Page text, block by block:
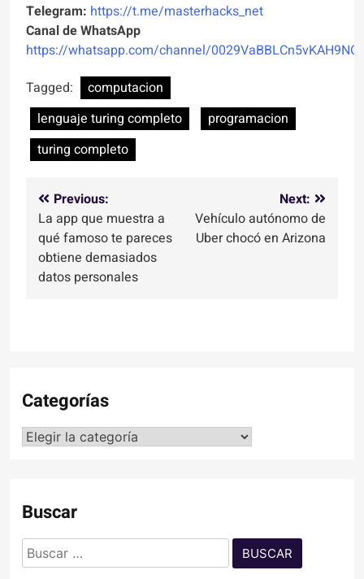
Telegram: https://t.me/masterhacks_net
Canal de WhatsApp
https://whatsapp.com/channel/
Tagged:
computacion
lenguaje turing completo
programacion
turing completo
Navegación
de
entradas
Previous:
La app que muestra a
qué famoso te pareces
obtiene demasiados
datos personales
Next:
Vehículo autónomo de
Uber chocó en Arizona
Categorías
Categorías
Buscar
Buscar: